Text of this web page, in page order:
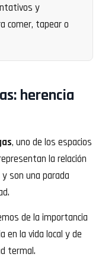
y
comer, tapear o
herencia
, uno de los espacios
la relación
son una parada
de la importancia
en la vida local y de
termal.